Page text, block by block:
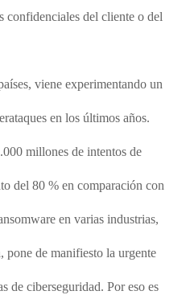
confidenciales del cliente o del
viene experimentando un
en los últimos años.
millones de intentos de
del 80 % en comparación con
en varias industrias,
pone de manifiesto la urgente
de ciberseguridad. Por eso es